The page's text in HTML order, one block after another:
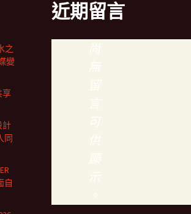
之
變
享
計
同
自
近期留言
尚
無
留
言
可
供
顯
示
。